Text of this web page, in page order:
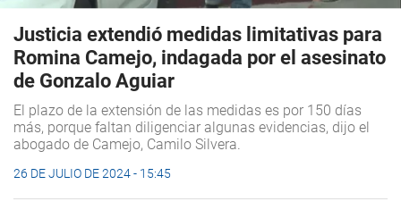
Justicia extendió medidas limitativas para
Romina Camejo, indagada por el asesinato
de Gonzalo Aguiar
El plazo de la extensión de las medidas es por 150 días
más, porque faltan diligenciar algunas evidencias, dijo el
abogado de Camejo, Camilo Silvera.
26 DE JULIO DE 2024 - 15:45